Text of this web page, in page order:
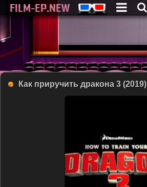
Как приручить дракона 3 (2019)